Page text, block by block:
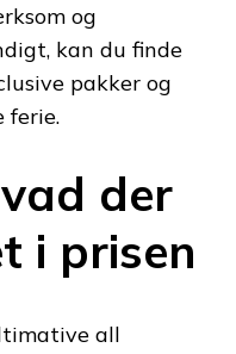
og
kan du finde
pakker og
ferie.
der
i prisen
all